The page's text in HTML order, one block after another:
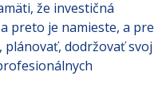
že investičná
preto je namieste, a pre
plánovať, dodržovať svoj